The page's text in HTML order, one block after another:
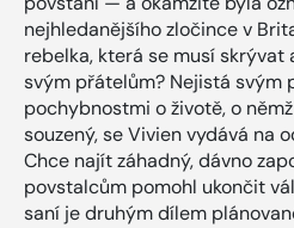
nejhledanějšího zločince v
rebelka, která se musí skrývat
svým přátelům? Nejistá svým
pochybnostmi o životě, o
souzený, se Vivien vydává na
Chce najít záhadný, dávno
povstalcům pomohl ukončit
saní je druhým dílem